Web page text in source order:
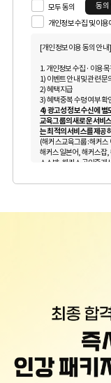
모두 동의
동의
개인정보 수집 및 이
[개인정보 이용 동의 안내]
1. 개인정보 수집 · 이용
1) 이벤트 안내 및 관련 문
2) 혜택 지급
3) 혜택 중복 수령 여부 확
4) 광고성 정보 수신에 별
교육그룹의 새로운 서비
는 최적의 서비스를 제공
(해커스교육그룹: 해커
해커스일본어, 해커스잡
스소방, 해커스공인중개
2. 개인정보 수집·이용
벤트 참여일로부터 2년 이